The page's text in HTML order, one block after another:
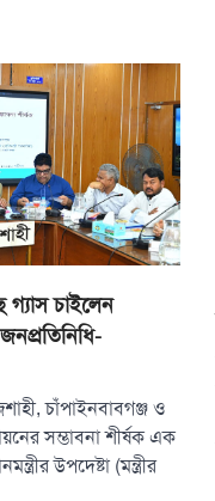
গ্যাস চাইলেন
চাঁপাইনবাবগঞ্জ ও
সম্ভাবনা শীর্ষক এক
উপদেষ্টা (মন্ত্রীর